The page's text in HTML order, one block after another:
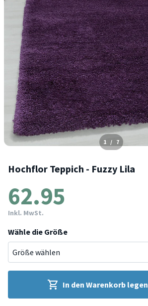
1 / 7
Hochflor Teppich - Fuzzy Lila
62.95
Inkl. MwSt.
Wähle die Größe
In den Warenkorb legen